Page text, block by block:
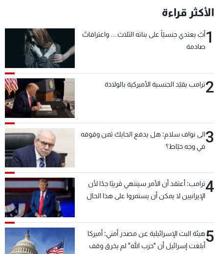
الأكثر قراءة
1أبٌ يعتدي جنسيّاً على بناته الثلاث… واعترافاتٌ
صادمة
2ترامب يقيّد الجنسية الأميركية بالولادة
3الى نواف سلام: هل يدفع الحايك ثمن وقوفه
في وجه خيّاط؟
4ترامب: أعتقد أن الأمر سينتهي قريبًا جدًا لأن
الإيرانيين لا يمكن أن يستمروا على هذا الحال
5هيئة البث الإسرائيلية عن مصدر أمني: أميركا
أبلغت إسرائيل أن "حزب الله" لم يخرق وقف
شاهد البرامج
الترددات
عن MTV
سياسة الخصوصية